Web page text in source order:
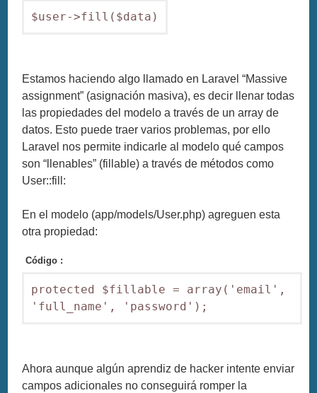
$user->fill($data)
Estamos haciendo algo llamado en Laravel “Massive
assignment” (asignación masiva), es decir llenar todas
las propiedades del modelo a través de un array de
datos. Esto puede traer varios problemas, por ello
Laravel nos permite indicarle al modelo qué campos
son “llenables” (fillable) a través de métodos como
User::fill:
En el modelo (app/models/User.php) agreguen esta
otra propiedad:
Código :
protected $fillable = array('email',
'full_name', 'password');
Ahora aunque algún aprendiz de hacker intente enviar
campos adicionales no conseguirá romper la